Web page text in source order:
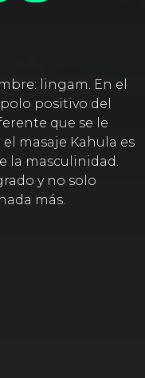
lingam. En el
positivo del
que se le
masaje Kahula es
la masculinidad.
y no solo
más.